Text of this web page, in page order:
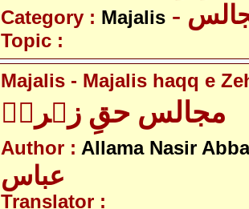
Category : Majalis
Topic :
Majalis - Majalis haqq e
مجالس حقِ زہراؑ
Author : Allama Nasir
عباس
Translator :